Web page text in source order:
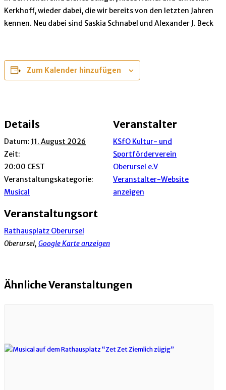
Kerkhoff, wieder dabei, die wir bereits von den letzten Jahren
kennen. Neu dabei sind Saskia Schnabel und Alexander J. Beck
Zum Kalender hinzufügen
Details
Datum: 11. August 2026
Zeit:
20:00 CEST
Veranstaltungskategorie:
Musical
Veranstaltungsort
Rathausplatz Oberursel
Oberursel, Google Karte anzeigen
Veranstalter
KSfO Kultur- und
Sportförderverein
Oberursel e.V
Veranstalter-Website
anzeigen
Ähnliche Veranstaltungen